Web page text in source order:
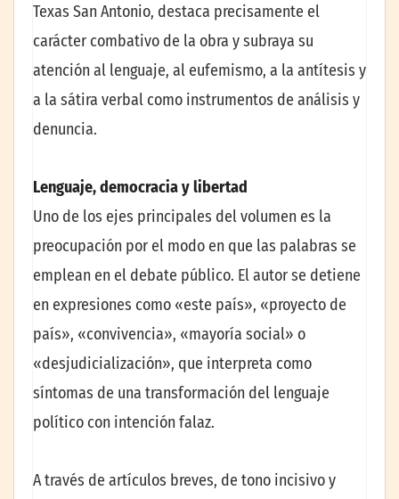
Texas San Antonio, destaca precisamente el
carácter combativo de la obra y subraya su
atención al lenguaje, al eufemismo, a la antítesis y
a la sátira verbal como instrumentos de análisis y
denuncia.
Lenguaje, democracia y libertad
Uno de los ejes principales del volumen es la
preocupación por el modo en que las palabras se
emplean en el debate público. El autor se detiene
en expresiones como «este país», «proyecto de
país», «convivencia», «mayoría social» o
«desjudicialización», que interpreta como
síntomas de una transformación del lenguaje
político con intención falaz.
A través de artículos breves, de tono incisivo y